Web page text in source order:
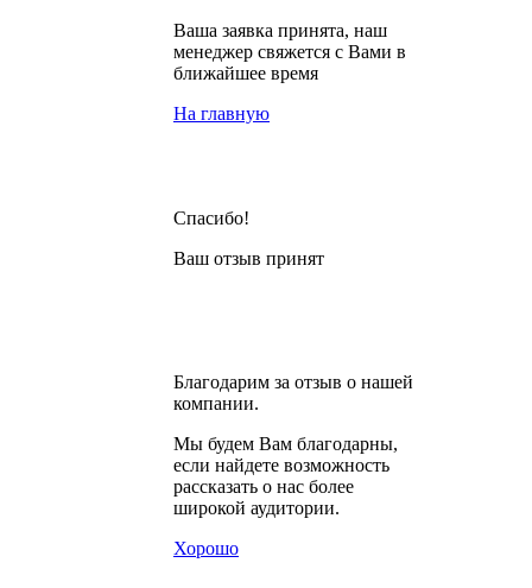
Ваша заявка принята, наш
менеджер свяжется с Вами в
ближайшее время
На главную
Спасибо!
Ваш отзыв принят
Благодарим за отзыв о нашей
компании.
Мы будем Вам благодарны,
если найдете возможность
рассказать о нас более
широкой аудитории.
Хорошо